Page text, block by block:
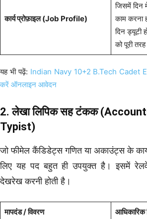
कार्य प्रोफ़ाइल (Job Profile)
जिसमें दिन
काम करना
दिन ड्यूटी
को पूरी
यह भी पढ़ें: Indian Navy 10+2 B.Tech Cadet
करें ऑनलाइन आवेदन
2. लेखा लिपिक सह टंकक
Typist)
जो फीमेल कैंडिडेट्स गणित या अकाउंट्स के
लिए यह पद बहुत ही उपयुक्त है। इसमें
देखरेख करनी होती है।
मापदंड / विवरण आधिकारिक